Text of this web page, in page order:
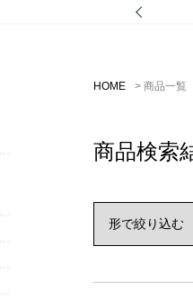
HOME 商品一覧
商品検索